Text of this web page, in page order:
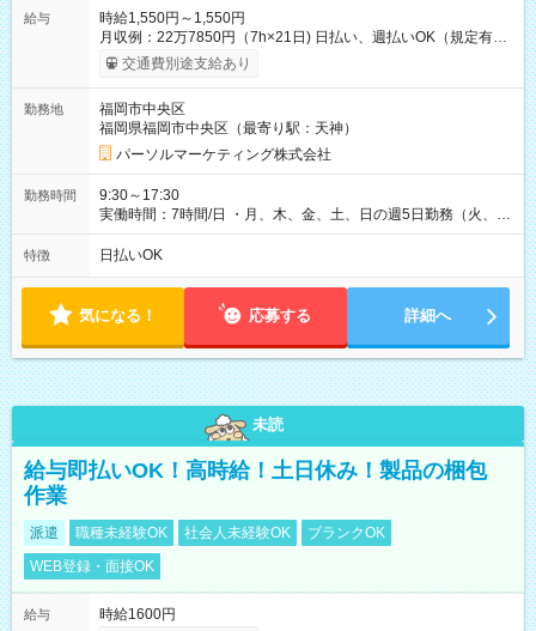
給与
時給1,550円～1,550円
月収例：22万7850円（7h×21日) 日払い、週払いOK（規定有
り） 【試用期間】試用期間なし
交通費別途支給あり
勤務地
福岡市中央区
福岡県福岡市中央区（最寄り駅：天神）
パーソルマーケティング株式会社
勤務時間
9:30～17:30
実働時間：7時間/日 ・月、木、金、土、日の週5日勤務（火、水
は固定休です／GW、お盆、年末年始等、長期休暇有り！） ・
ワンシフト！ ・残業ほぼナシ（0～5h/月）
特徴 日払いOK
気になる！ 応募する 詳細へ
未読
給与即払いOK！高時給！土日休み！製品の梱包
作業
派遣 職種未経験OK 社会人未経験OK
ブランクOK
WEB登録・面接OK
給与
時給1600円